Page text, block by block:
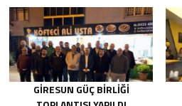
GIRESUN GÜÇ BIRLIĞI